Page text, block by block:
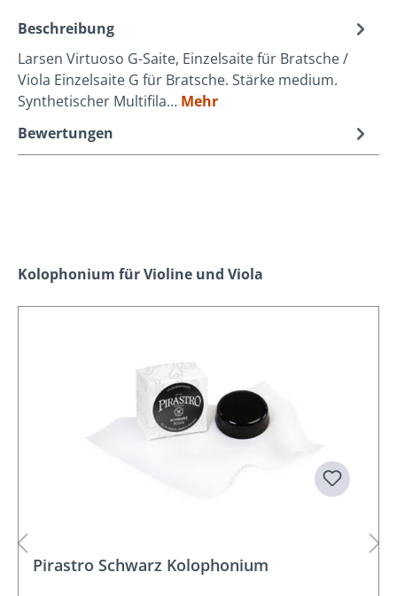
Beschreibung
Larsen Virtuoso G-Saite, Einzelsaite für Bratsche /
Viola Einzelsaite G für Bratsche. Stärke medium.
Synthetischer Multifila… Mehr
Bewertungen
Produktgalerie überspringen
Kolophonium für Violine und Viola
Pirastro Schwarz Kolophonium